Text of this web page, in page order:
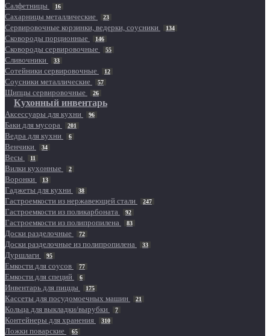
Салфетницы 16
Сахарницы металлические 23
Сервировочные корзинки, ведерки, соусники 134
Сковороды порционные 146
Сковороды сервировочные 55
Сливочники 33
Сотейники сервировочные 12
Соусники металлические 57
Щипцы сервировочные 26
Кухонный инвентарь
Аксессуары для кухни 96
Баки для мусора 201
Ведра для кухни 6
Венчики 34
Весы 11
Вилки кухонные 2
Воронки 13
Гаджеты для кухни 38
Гастроемкости из нержавеющей стали 247
Гастроемкости из поликарбоната 92
Гастроемкости из полипропилена 83
Доски разделочные 72
Доски разделочные из полипропилена 33
Дуршлаги 95
Емкости для соусов 77
Емкости для специй 6
Инвентарь для пиццы 175
Кассеты для посудомоечных машин 21
Кольца для выкладки/вырубки 7
Контейнеры для хранения 310
Ложки поварские 65